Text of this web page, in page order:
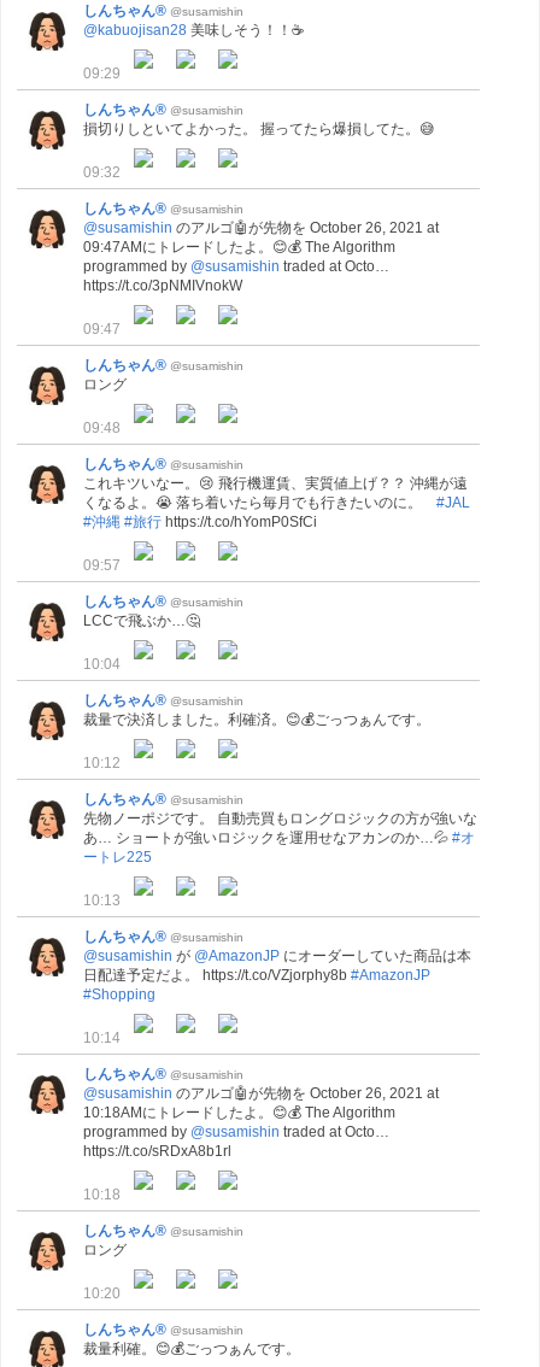
しんちゃん® @susamishin
@kabuojisan28 美味しそう！！☕
09:29
しんちゃん® @susamishin
損切りしといてよかった。 握ってたら爆損してた。😅
09:32
しんちゃん® @susamishin
@susamishin のアルゴ🤖が先物を October 26, 2021 at
09:47AMにトレードしたよ。😊💰 The Algorithm
programmed by @susamishin traded at Octo…
https://t.co/3pNMIVnokW
09:47
しんちゃん® @susamishin
ロング
09:48
しんちゃん® @susamishin
これキツいなー。😢 飛行機運賃、実質値上げ？？ 沖縄が遠
くなるよ。😭 落ち着いたら毎月でも行きたいのに。 #JAL
#沖縄 #旅行 https://t.co/hYomP0SfCi
09:57
しんちゃん® @susamishin
LCCで飛ぶか…🤔
10:04
しんちゃん® @susamishin
裁量で決済しました。利確済。😊💰ごっつぁんです。
10:12
しんちゃん® @susamishin
先物ノーポジです。 自動売買もロングロジックの方が強いな
あ… ショートが強いロジックを運用せなアカンのか…💦 #オ
ートレ225
10:13
しんちゃん® @susamishin
@susamishin が @AmazonJP にオーダーしていた商品は本
日配達予定だよ。 https://t.co/VZjorphy8b #AmazonJP
#Shopping
10:14
しんちゃん® @susamishin
@susamishin のアルゴ🤖が先物を October 26, 2021 at
10:18AMにトレードしたよ。😊💰 The Algorithm
programmed by @susamishin traded at Octo…
https://t.co/sRDxA8b1rl
10:18
しんちゃん® @susamishin
ロング
10:20
しんちゃん® @susamishin
裁量利確。😊💰ごっつぁんです。